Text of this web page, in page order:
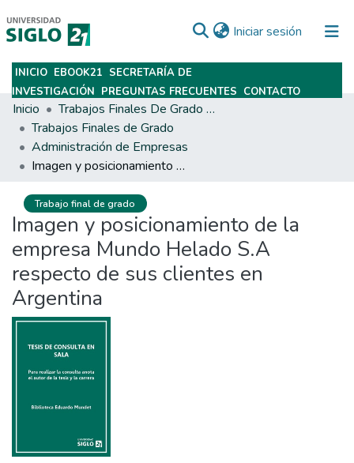
Iniciar sesión (current)
Subir
INICIO EBOOK21 SECRETARÍA DE
INVESTIGACIÓN PREGUNTAS FRECUENTES CONTACTO
Inicio
Trabajos Finales De Grado Y Posgrado
Trabajos Finales de Grado
Administración de Empresas
Imagen y posicionamiento de la empresa Mundo Helado S.A respecto de sus clientes en Argentina
Trabajo final de grado
Imagen y posicionamiento de la
empresa Mundo Helado S.A
respecto de sus clientes en
Argentina